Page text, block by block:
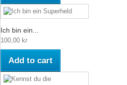
Ich bin ein...
100,00 kr
Add to cart